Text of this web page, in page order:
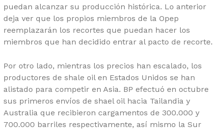
puedan alcanzar su producción histórica. Lo anterior
deja ver que los propios miembros de la Opep
reemplazarán los recortes que puedan hacer los
miembros que han decidido entrar al pacto de recorte.
Por otro lado, mientras los precios han escalado, los
productores de shale oil en Estados Unidos se han
alistado para competir en Asia. BP efectuó en octubre
sus primeros envíos de shael oil hacia Tailandia y
Australia que recibieron cargamentos de 300.000 y
700.000 barriles respectivamente, así mismo la Sur